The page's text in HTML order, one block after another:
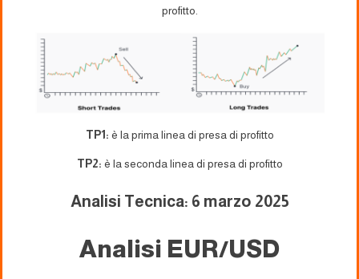
profitto.
TP1: è la prima linea di presa di profitto
TP2: è la seconda linea di presa di profitto
Analisi Tecnica: 6 marzo 2025
Analisi EUR/USD